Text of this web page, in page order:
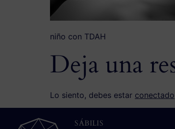
niño con TDAH
Deja una
Lo siento, debes estar conectado
SÁBILIS